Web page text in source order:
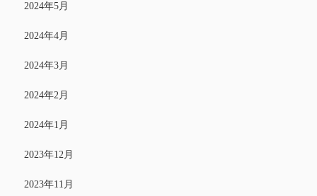
2024年5月
2024年4月
2024年3月
2024年2月
2024年1月
2023年12月
2023年11月